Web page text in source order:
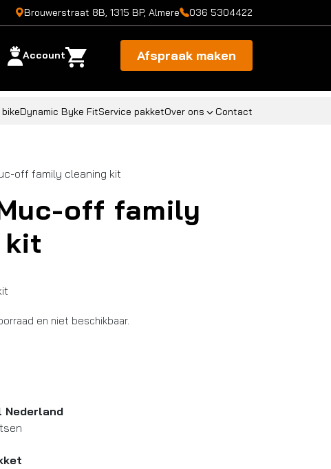
Brouwerstraat 8B, 1315 BP, Almere 036 5304422
Account Afspraak maken
Dynamic Byke FitService pakketOver ons Contact
off family cleaning kit
off family
kit
en niet beschikbaar.
Nederland